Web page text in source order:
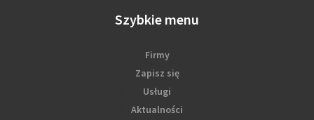
Szybkie menu
Firmy
Zapisz się
Usługi
Aktualności